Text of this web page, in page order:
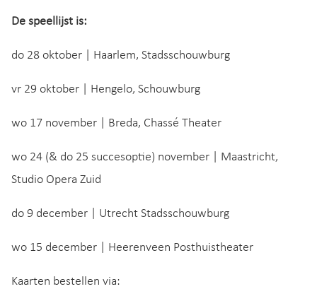
De speellijst is:
do 28 oktober | Haarlem, Stadsschouwburg
vr 29 oktober | Hengelo, Schouwburg
wo 17 november | Breda, Chassé Theater
wo 24 (& do 25 succesoptie) november | Maastricht,
Studio Opera Zuid
do 9 december | Utrecht Stadsschouwburg
wo 15 december | Heerenveen Posthuistheater
Kaarten bestellen via: